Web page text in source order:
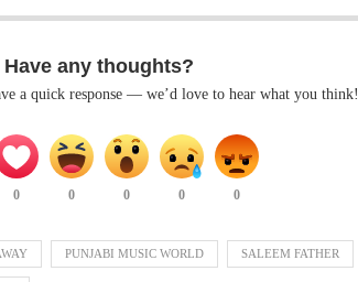
Have any thoughts?
a quick response — we’d love to hear what you think!
0 0 0 0 0
PUNJABI MUSIC WORLD SALEEM FATHER